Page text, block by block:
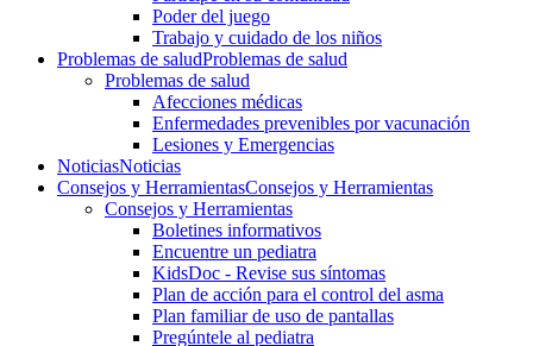
Poder del juego
Trabajo y cuidado de los niños
Problemas de saludProblemas de salud
Problemas de salud
Afecciones médicas
Enfermedades prevenibles por vacunación
Lesiones y Emergencias
NoticiasNoticias
Consejos y HerramientasConsejos y Herramientas
Consejos y Herramientas
Boletines informativos
Encuentre un pediatra
KidsDoc - Revise sus síntomas
Plan de acción para el control del asma
Plan familiar de uso de pantallas
Pregúntele al pediatra